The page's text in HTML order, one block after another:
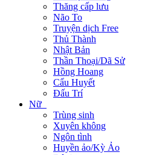
Thăng cấp lưu
Não To
Truyện dịch Free
Thủ Thành
Nhật Bản
Thần Thoại/Dã Sử
Hồng Hoang
Cẩu Huyết
Đấu Trí
Nữ
Trùng sinh
Xuyên không
Ngôn tình
Huyền ảo/Kỳ Ảo